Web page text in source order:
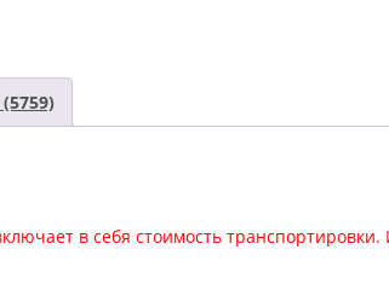
в себя стоимость